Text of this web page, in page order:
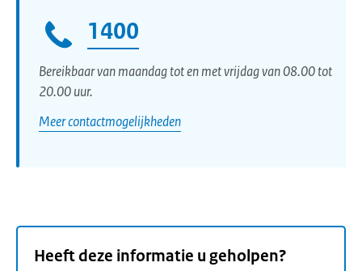
1400
Bereikbaar van maandag tot en met vrijdag van 08.00 tot
20.00 uur.
Meer contactmogelijkheden
Heeft deze informatie u geholpen?